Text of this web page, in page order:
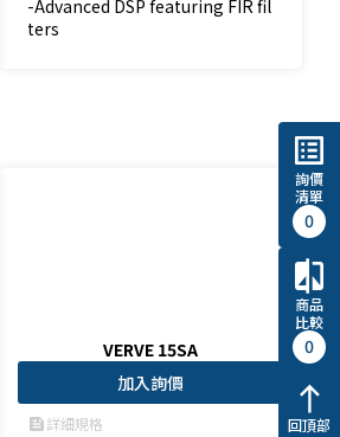
-Advanced DSP featuring FIR fil
ters
VERVE 15SA
加入詢價
feed詳細規格
list_alt
詢價
清單
0
compare
商品
比較
0
north
回頂部